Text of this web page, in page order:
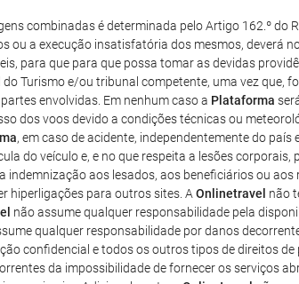
combinadas é determinada pelo Artigo 162.º do
ou a execução insatisfatória dos mesmos, deverá
para que para que possa tomar as devidas
Turismo e/ou tribunal competente, uma vez que,
envolvidas. Em nenhum caso a Plataforma
dos voos devido a condições técnicas ou
, em caso de acidente, independentemente do país
do veículo e, e no que respeita a lesões corporais,
aos lesados, aos beneficiários ou aos
hiperligações para outros sites. A Onlinetravel não
não assume qualquer responsabilidade pela
qualquer responsabilidade por danos
confidencial e todos os outros tipos de direitos de
da impossibilidade de fornecer os serviços